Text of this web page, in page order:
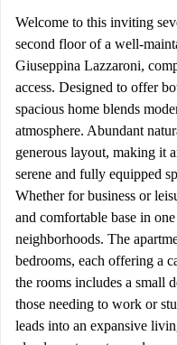
Welcome to this inviting
second floor of a well-
Giuseppina Lazzaroni,
access. Designed to offer
spacious home blends
atmosphere. Abundant
generous layout, making it
serene and fully equipped
Whether for business or
and comfortable base in
neighborhoods. The
bedrooms, each offering a
the rooms includes a small
those needing to work or
leads into an expansive